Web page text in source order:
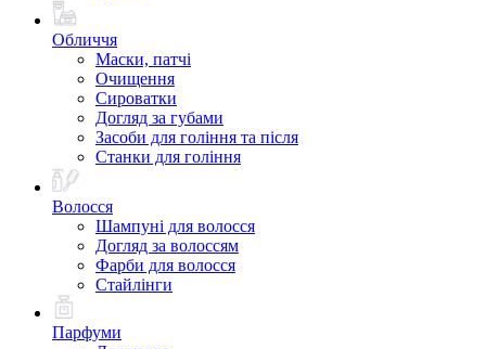
Обличчя
Маски, патчі
Очищення
Сироватки
Догляд за губами
Засоби для гоління та після
Станки для гоління
Волосся
Шампуні для волосся
Догляд за волоссям
Фарби для волосся
Стайлінги
Парфуми